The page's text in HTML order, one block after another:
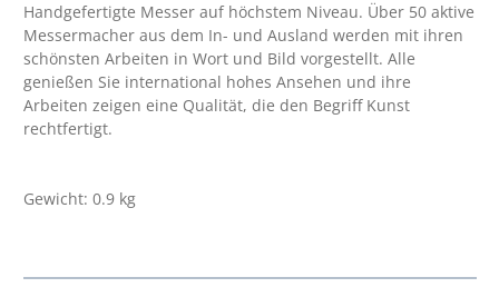
Handgefertigte Messer auf höchstem Niveau. Über 50 aktive
Messermacher aus dem In- und Ausland werden mit ihren
schönsten Arbeiten in Wort und Bild vorgestellt. Alle
genießen Sie international hohes Ansehen und ihre
Arbeiten zeigen eine Qualität, die den Begriff Kunst
rechtfertigt.
Gewicht: 0.9 kg